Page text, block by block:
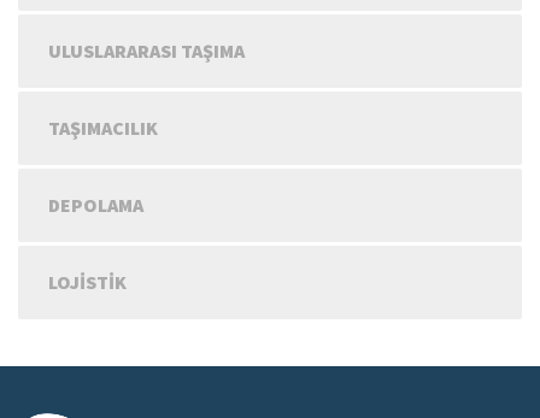
ULUSLARARASI TAŞIMA
TAŞIMACILIK
DEPOLAMA
LOJISTIK